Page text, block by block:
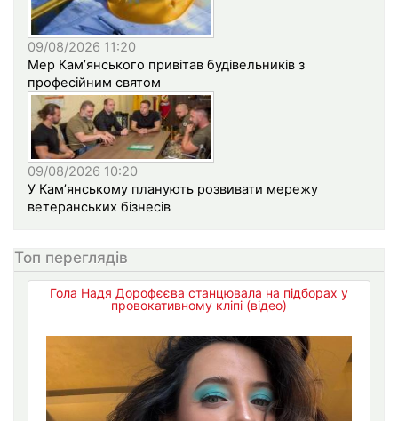
09/08/2026 11:20
Мер Кам’янського привітав будівельників з
професійним святом
09/08/2026 10:20
У Кам’янському планують розвивати мережу
ветеранських бізнесів
Топ переглядів
Гола Надя Дорофєєва станцювала на підборах у
провокативному кліпі (відео)